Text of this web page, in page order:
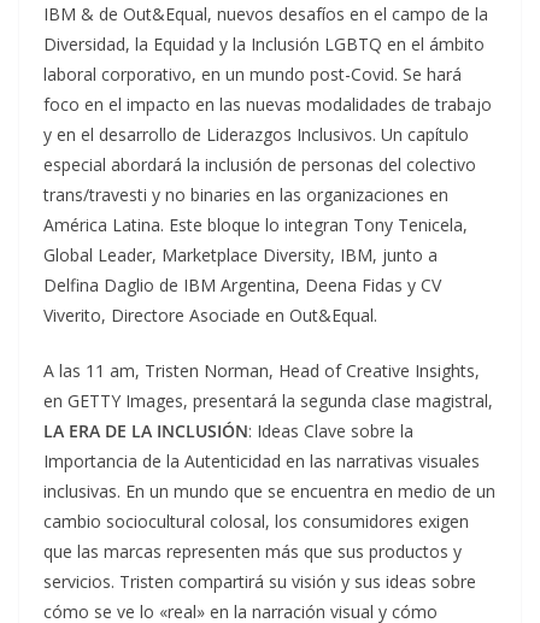
IBM & de Out&Equal, nuevos desafíos en el campo de la
Diversidad, la Equidad y la Inclusión LGBTQ en el ámbito
laboral corporativo, en un mundo post-Covid. Se hará
foco en el impacto en las nuevas modalidades de trabajo
y en el desarrollo de Liderazgos Inclusivos. Un capítulo
especial abordará la inclusión de personas del colectivo
trans/travesti y no binaries en las organizaciones en
América Latina. Este bloque lo integran Tony Tenicela,
Global Leader, Marketplace Diversity, IBM, junto a
Delfina Daglio de IBM Argentina, Deena Fidas y CV
Viverito, Directore Asociade en Out&Equal.
A las 11 am, Tristen Norman, Head of Creative Insights,
en GETTY Images, presentará la segunda clase magistral,
LA ERA DE LA INCLUSIÓN: Ideas Clave sobre la
Importancia de la Autenticidad en las narrativas visuales
inclusivas. En un mundo que se encuentra en medio de un
cambio sociocultural colosal, los consumidores exigen
que las marcas representen más que sus productos y
servicios. Tristen compartirá su visión y sus ideas sobre
cómo se ve lo «real» en la narración visual y cómo